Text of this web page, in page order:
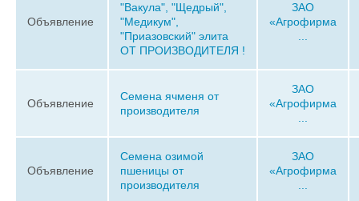
Объявление
"Вакула", "Щедрый",
"Медикум",
"Приазовский" элита
ОТ ПРОИЗВОДИТЕЛЯ !
ЗАО
«Агрофирма
Объявление
Семена ячменя от
производителя
ЗАО
«Агрофирма
Объявление
Семена озимой
пшеницы от
производителя
ЗАО
«Агрофирма